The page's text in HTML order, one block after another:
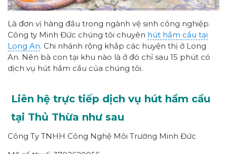
Là đơn vị hàng đầu trong ngành vệ sinh công nghiệp.
Công ty Minh Đức chúng tôi chuyên hút hầm cầu tại
Long An. Chi nhánh rộng khắp các huyện thị ở Long
An. Nên bà con tại khu nào là ở đó chỉ sau 15 phút có
dịch vụ hút hầm cầu của chúng tôi.
Liên hệ trực tiếp dịch vụ hút hầm cầu
tại Thủ Thừa như sau
Công Ty TNHH Công Nghệ Môi Trường Minh Đức